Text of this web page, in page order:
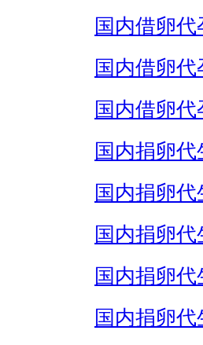
国内借卵
国内借卵代
国内借卵代
国内捐卵代
国内捐卵代
国内捐卵
国内捐卵代
国内捐卵代